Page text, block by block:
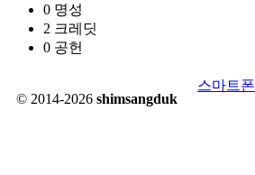
0 명성
2 크레딧
0 공헌
© 2014-2026 shimsangduk
스마트